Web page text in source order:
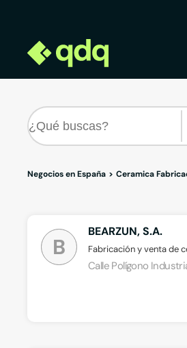
Negocios en España Ceramica
B
BEARZUN, S.A.
Fabricación y venta de
Calle Polígono